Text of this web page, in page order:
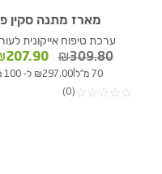
מארז מתנה סקין
ערכת טיפוח אייקונית
₪309.80
המחיר
המקורי
207.90
70 מ"ל | ₪297.00 ל- 100 מ"ל
☆
☆
☆
☆
☆
(0)